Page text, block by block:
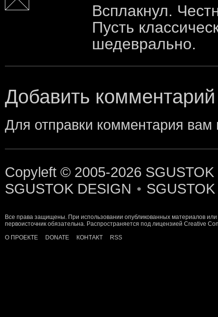
Всплакнул.
Пусть
шедеврально.
Добавить комментарий
Для отправки комментария
Copyleft © 2005-2026
SGUSTOK DESIGN •
Все права защищены. При использовании опубликованных материалов
первоисточник обязательна. Распространяется под лицензией Creative
О ПРОЕКТЕ
DONATE КОНТАКТ RSS